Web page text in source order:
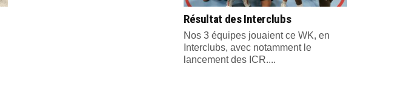
Résultat des Interclubs
Nos 3 équipes jouaient ce WK, en
Interclubs, avec notamment le
lancement des ICR....